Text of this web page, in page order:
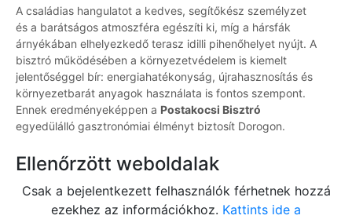
A családias hangulatot a kedves, segítőkész személyzet
és a barátságos atmoszféra egészíti ki, míg a hársfák
árnyékában elhelyezkedő terasz idilli pihenőhelyet nyújt. A
bisztró működésében a környezetvédelem is kiemelt
jelentőséggel bír: energiahatékonyság, újrahasznosítás és
környezetbarát anyagok használata is fontos szempont.
Ennek eredményeképpen a Postakocsi Bisztró
egyedülálló gasztronómiai élményt biztosít Dorogon.
Ellenőrzött weboldalak
Csak a bejelentkezett felhasználók férhetnek hozzá
ezekhez az információkhoz. Kattints ide a